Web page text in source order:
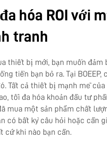
hóa ROI với
tranh
thiết bị mới, bạn muốn đảm
tiền bạn bỏ ra. Tại
Tất cả thiết bị mạnh mẽ
tối đa hóa khoản đầu tư
mua một sản phẩm chất
có bất kỳ câu hỏi hoặc cần
cứ khi nào bạn cần.